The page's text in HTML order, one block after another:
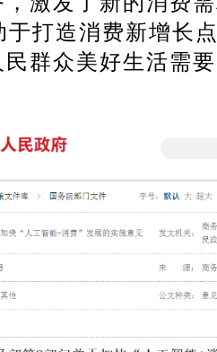
于打造消费新增长
群众美好生活需